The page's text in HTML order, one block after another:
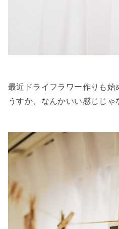
最近ドライフラワー作りも
うすか、なんかいい感じじゃ